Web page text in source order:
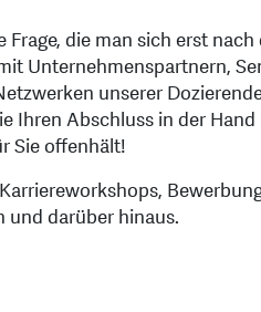
die man sich erst
Unternehmenspartnern,
unserer
Ihren Abschluss in der Hand
Sie offenhält!
und darüber hinaus.